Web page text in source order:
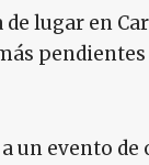
lugar en
un evento